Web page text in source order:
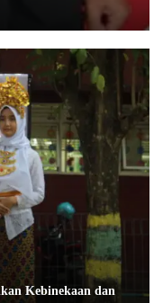
Kebinekaan dan